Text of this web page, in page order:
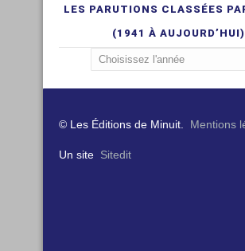
LES PARUTIONS CLASSÉES
(1941 À AUJOURD’HUI)
© Les Éditions de Minuit. Mentions
Un site Sitedit